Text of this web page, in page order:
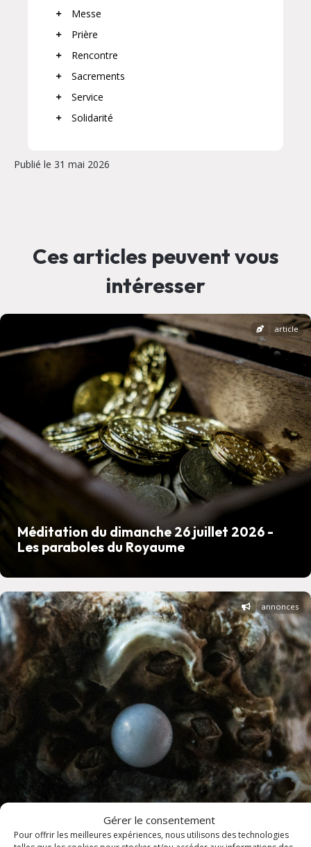
Gérer le consentement
Pour offrir les meilleures expériences, nous utilisons des technologies
Messe
Prière
Rencontre
Sacrements
Service
Solidarité
Publié le 31 mai 2026
Ces articles peuvent vous
intéresser
Méditation du dimanche 26 juillet 2026 -
Les paraboles du Royaume
article
annonces